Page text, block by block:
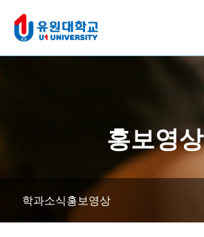
홍보영상
학과소식홍보영상